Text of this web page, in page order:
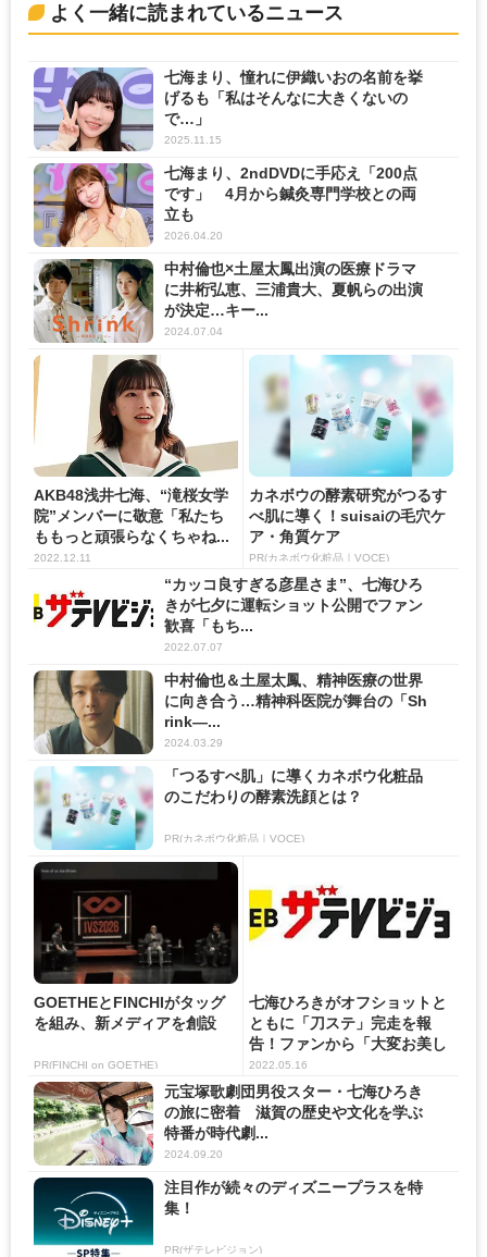
よく一緒に読まれているニュース
七海まり、憧れに伊織いおの名前を挙
げるも「私はそんなに大きくないの
で…」
2025.11.15
七海まり、2ndDVDに手応え「200点
です」 4月から鍼灸専門学校との両
立も
2026.04.20
中村倫也×土屋太鳳出演の医療ドラマ
に井桁弘恵、三浦貴大、夏帆らの出演
が決定…キー...
2024.07.04
AKB48浅井七海、“滝桜女学
院”メンバーに敬意「私たち
ももっと頑張らなくちゃね...
2022.12.11
カネボウの酵素研究がつるす
べ肌に導く！suisaiの毛穴ケ
ア・角質ケア
PR(カネボウ化粧品｜VOCE)
“カッコ良すぎる彦星さま”、七海ひろ
きが七夕に運転ショット公開でファン
歓喜「もち...
2022.07.07
中村倫也＆土屋太鳳、精神医療の世界
に向き合う…精神科医院が舞台の「Sh
rink―...
2024.03.29
「つるすべ肌」に導くカネボウ化粧品
のこだわりの酵素洗顔とは？
PR(カネボウ化粧品｜VOCE)
GOETHEとFINCHIがタッグ
を組み、新メディアを創設
PR(FINCHI on GOETHE)
七海ひろきがオフショットと
ともに「刀ステ」完走を報
告！ファンから「大変お美し
いで...
2022.05.16
元宝塚歌劇団男役スター・七海ひろき
の旅に密着 滋賀の歴史や文化を学ぶ
特番が時代劇...
2024.09.20
注目作が続々のディズニープラスを特
集！
PR(ザテレビジョン)